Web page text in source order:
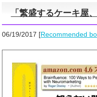
「繁盛するケーキ屋
06/19/2017 [Recommended